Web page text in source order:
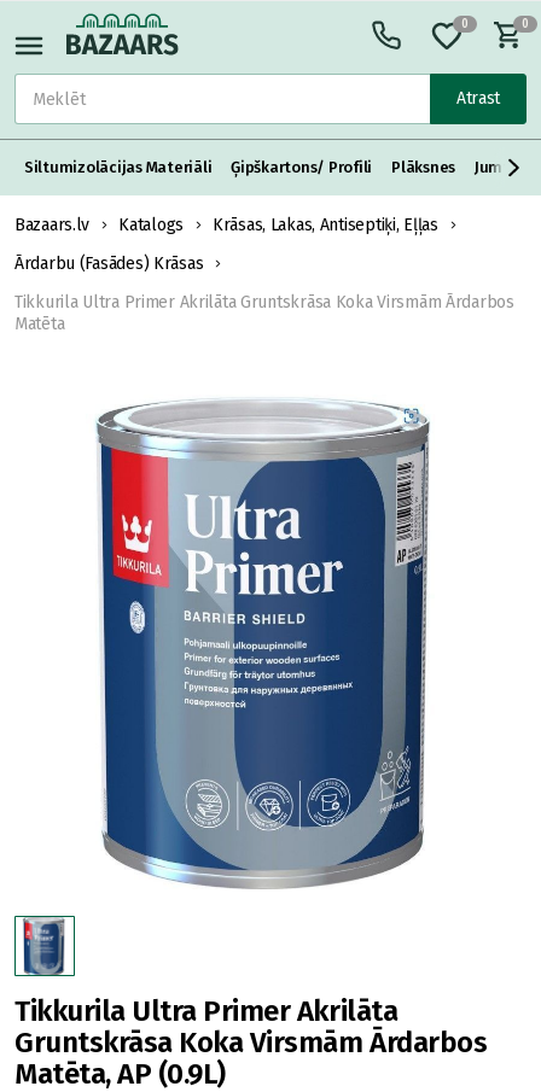
Atrast
0 0
Siltumizolācijas Materiāli Ģipškartons/ Profili Plāksnes Jumta
Bazaars.lv Katalogs
Krāsas, Lakas, Antiseptiķi, Eļļas
Ārdarbu (Fasādes) Krāsas
Tikkurila Ultra Primer Akrilāta Gruntskrāsa Koka Virsmām Ārdarbos
Matēta
Tikkurila Ultra Primer Akrilāta
Gruntskrāsa Koka Virsmām Ārdarbos
Matēta, AP (0.9L)